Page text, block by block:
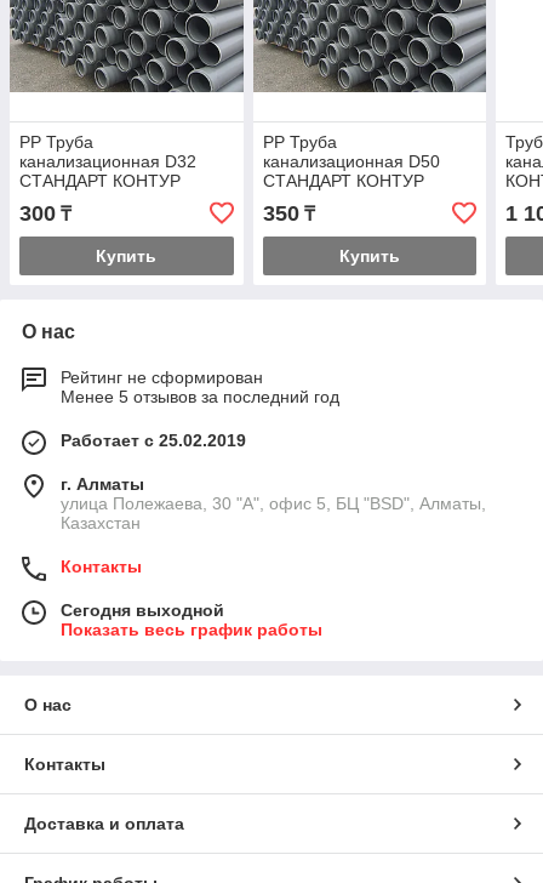
PP Труба
канализационная D32
СТАНДАРТ КОНТУР
300 ₸
Купить
PP Труба
канализационная D50
СТАНДАРТ КОНТУР
350₸
Купить
1
О нас
Рейтинг не сформирован
Менее 5 отзывов за последний год
Работает с 25.02.2019
г. Алматы
улица Полежаева, 30 "А", офис 5, БЦ "BSD", Алматы,
Казахстан
Контакты
Сегодня выходной
Показать весь график работы
О нас
Контакты
Доставка и оплата